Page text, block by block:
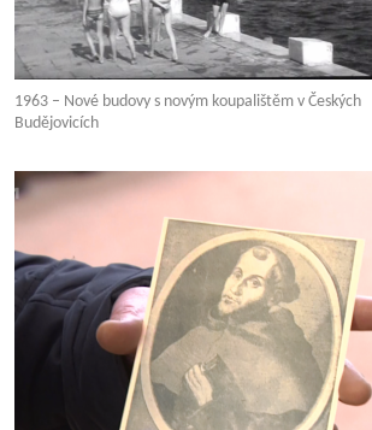
1963 – Nové budovy s novým koupalištěm v Českých
Budějovicích